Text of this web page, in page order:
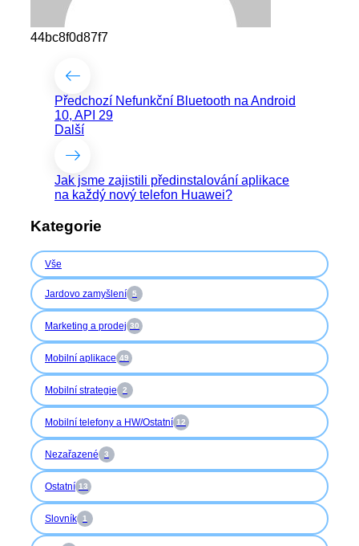
44bc8f0d87f7
Předchozí Nefunkční Bluetooth na Android
10, API 29
Další
Jak jsme zajistili předinstalování aplikace
na každý nový telefon Huawei?
Kategorie
Vše
Jardovo zamyšlení 5
Marketing a prodej 30
Mobilní aplikace 49
Mobilní strategie 2
Mobilní telefony a HW/Ostatní 12
Nezařazené 3
Ostatní 13
Slovník 1